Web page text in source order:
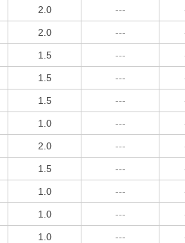
2.0 ---
2.0 ---
1.5 ---
1.5 ---
1.5 ---
1.0 ---
2.0 ---
1.5 ---
1.0 ---
1.0 ---
1.0 ---